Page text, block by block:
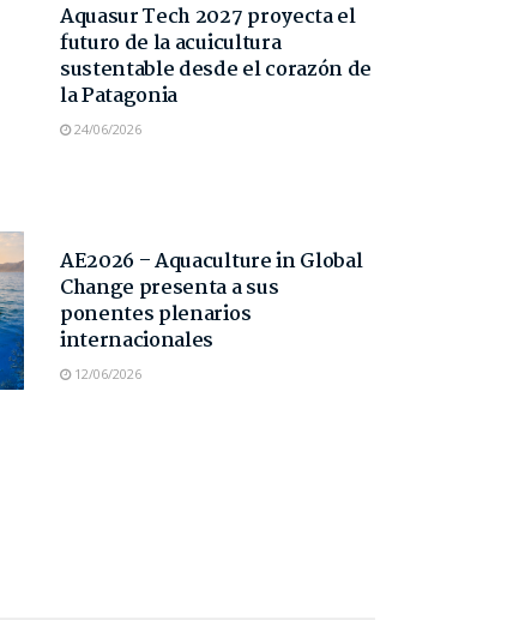
Aquasur Tech 2027 proyecta el
futuro de la acuicultura
sustentable desde el corazón de
la Patagonia
24/06/2026
AE2026 – Aquaculture in Global
Change presenta a sus
ponentes plenarios
internacionales
12/06/2026